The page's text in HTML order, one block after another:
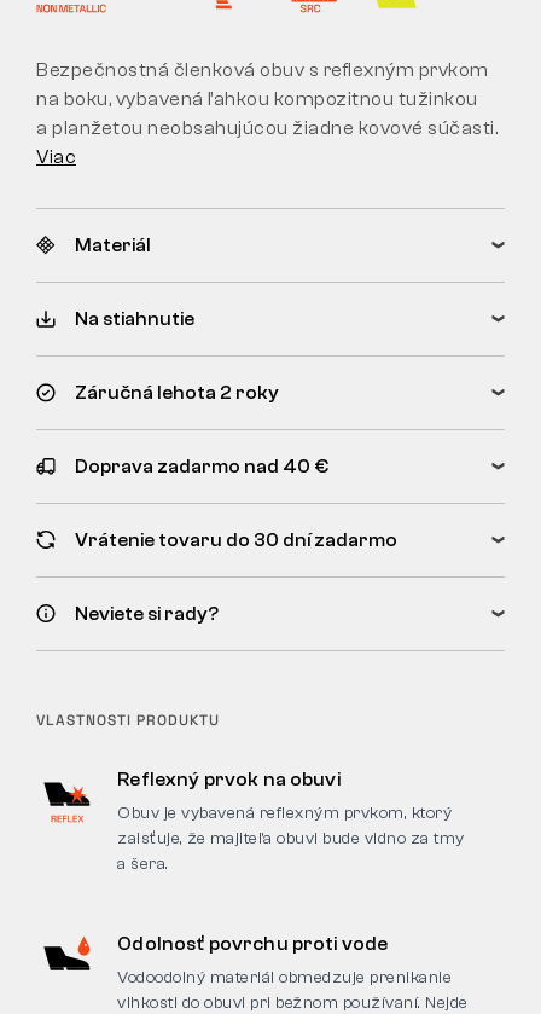
Bezpečnostná členková obuv s reflexným prvkom
na boku, vybavená ľahkou kompozitnou tužinkou
a planžetou neobsahujúcou žiadne kovové súčasti.
Viac
Materiál
Na stiahnutie
Záručná lehota 2 roky
Doprava zadarmo nad 40 €
Vrátenie tovaru do 30 dní zadarmo
Neviete si rady?
VLASTNOSTI PRODUKTU
Reflexný prvok na obuvi
Obuv je vybavená reflexným prvkom, ktorý
zaisťuje, že majiteľa obuvi bude vidno za tmy
a šera.
Odolnosť povrchu proti vode
Vodoodolný materiál obmedzuje prenikanie
vlhkosti do obuvi pri bežnom používaní. Nejde